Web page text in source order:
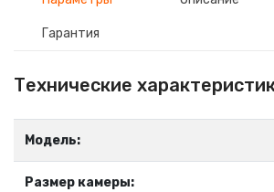
Гарантия
Технические
Модель:
Размер камеры: